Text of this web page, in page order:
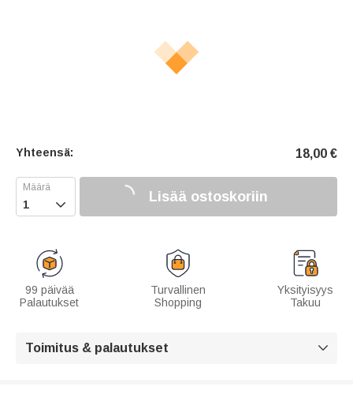
Yhteensä: 18,00 €
 Lisää ostoskoriin
99 päivää
Palautukset
Turvallinen
Shopping
Yksityisyys
Takuu
Toimitus & palautukset 